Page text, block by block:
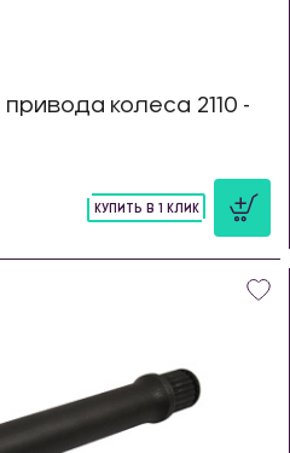
колеса 2110 -
КУПИТЬ В 1 КЛИК